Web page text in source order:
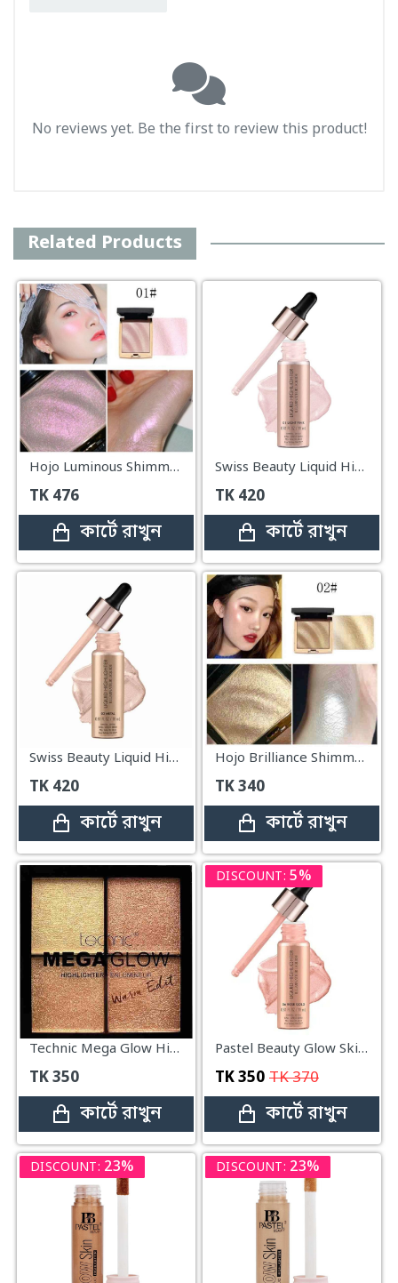
No reviews yet. Be the first to review this product!
Related Products
Hojo Luminous Shimmer Highlighter – 01
TK 476
কার্টে রাখুন
Swiss Beauty Liquid Highlighter Light Pink – 18ml
TK 420
কার্টে রাখুন
Swiss Beauty Liquid Highlighter Metal – 18ml
TK 420
কার্টে রাখুন
Hojo Brilliance Shimmering Stereoscopic High Disk Highlighter – 10g
TK340
কার্টে রাখুন
Technic Mega Glow Highlighter - 10gm
TK350
কার্টে রাখুন
DISCOUNT: 5%
Pastel Beauty Glow Skin Liquid Highlighter 9 ml 05-ROSE GOLD SHINING
TK350 TK370
কার্টে রাখুন
DISCOUNT: 23% DISCOUNT: 23%